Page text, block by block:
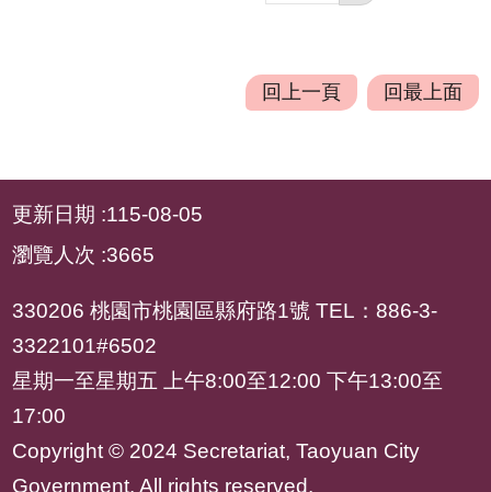
回上一頁 回最上面
更新日期 115-08-05
瀏覽人次 3665
330206 桃園市桃園區縣府路1號 TEL：886-3-
3322101#6502
星期一至星期五 上午8:00至12:00 下午13:00至
17:00
Copyright © 2024 Secretariat, Taoyuan City
Government. All rights reserved.